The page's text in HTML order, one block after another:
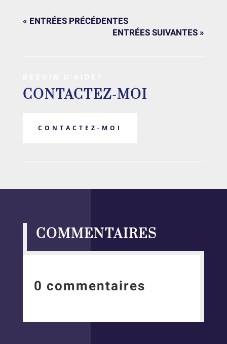
« ENTRÉES PRÉCÉDENTES
ENTRÉES SUIVANTES »
CONTACTEZ-MOI
CONTACTEZ-MOI
COMMENTAIRES
0 commentaires